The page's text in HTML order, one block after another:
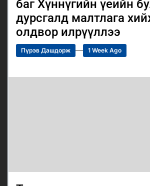
баг Хүннүгийн үеийн
дурсгалд малтлага
олдвор илрүүллээ
Пүрэв Дашдорж 1 Week Ago